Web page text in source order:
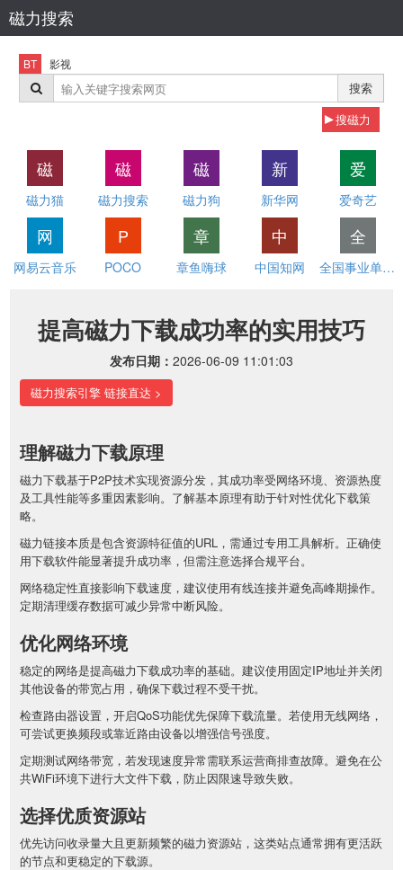
磁力搜索
BT 影视
搜索
搜磁力
磁
磁力猫
磁
磁力搜索
磁
磁力狗
新
新华网
爱
爱奇艺
网
网易云音乐
P
POCO
章
章鱼嗨球
中
中国知网
全
全国事业单位招聘网
提高磁力下载成功率的实用技巧
发布日期： 2026-06-09 11:01:03
磁力搜索引擎 链接直达 >
理解磁力下载原理
磁力下载基于P2P技术实现资源分发，其成功率受网络环境、资源热度
及工具性能等多重因素影响。了解基本原理有助于针对性优化下载策
略。
磁力链接本质是包含资源特征值的URL，需通过专用工具解析。正确使
用下载软件能显著提升成功率，但需注意选择合规平台。
网络稳定性直接影响下载速度，建议使用有线连接并避免高峰期操作。
定期清理缓存数据可减少异常中断风险。
优化网络环境
稳定的网络是提高磁力下载成功率的基础。建议使用固定IP地址并关闭
其他设备的带宽占用，确保下载过程不受干扰。
检查路由器设置，开启QoS功能优先保障下载流量。若使用无线网络，
可尝试更换频段或靠近路由设备以增强信号强度。
定期测试网络带宽，若发现速度异常需联系运营商排查故障。避免在公
共WiFi环境下进行大文件下载，防止因限速导致失败。
选择优质资源站
优先访问收录量大且更新频繁的磁力资源站，这类站点通常拥有更活跃
的节点和更稳定的下载源。